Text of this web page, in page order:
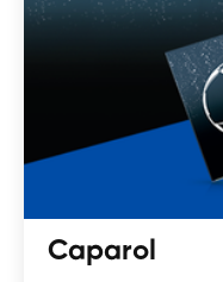
Caparol